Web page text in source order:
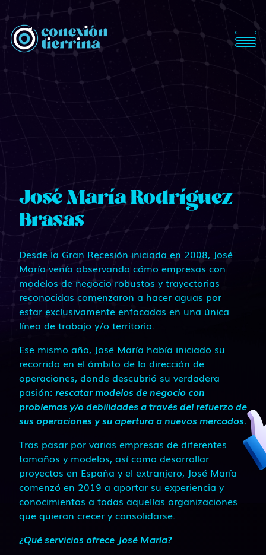
ConexionTierrina
José María Rodríguez
Brasas
Desde la Gran Recesión iniciada en 2008, José
María venía observando cómo empresas con
modelos de negocio robustos y trayectorias
reconocidas comenzaron a hacer aguas por
estar exclusivamente enfocadas en una única
línea de trabajo y/o territorio.
Ese mismo año, José María había iniciado su
recorrido en el ámbito de la dirección de
operaciones, donde descubrió su verdadera
pasión: rescatar modelos de negocio con
problemas y/o debilidades a través del refuerzo de
sus operaciones y su apertura a nuevos mercados.
Tras pasar por varias empresas de diferentes
tamaños y modelos, así como desarrollar
proyectos en España y el extranjero, José María
comenzó en 2019 a aportar su experiencia y
conocimientos a todas aquellas organizaciones
que quieran crecer y consolidarse.
¿Qué servicios ofrece José María?